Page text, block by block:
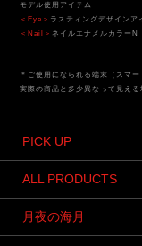
モデル使用アイテム
＜Eye＞ ラスティングデザイン
＜Nail＞ ネイルエナメルカラー
＊ご使用になられる端末（スマ
実際の商品と多少異なって見え
PICK UP
ALL PRODUCTS
月夜の海月